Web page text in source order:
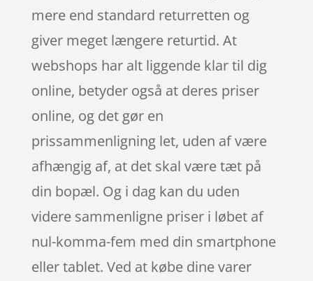
mere end standard returretten og
giver meget længere returtid. At
webshops har alt liggende klar til dig
online, betyder også at deres priser
online, og det gør en
prissammenligning let, uden af være
afhængig af, at det skal være tæt på
din bopæl. Og i dag kan du uden
videre sammenligne priser i løbet af
nul-komma-fem med din smartphone
eller tablet. Ved at købe dine varer